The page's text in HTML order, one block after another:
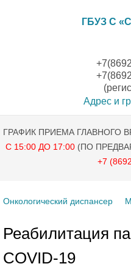
ГБУЗ С
Адрес и
ГРАФИК ПРИЕМА ГЛАВНОГО
С 15:00 ДО 17:00 (ПО
+7
Онкологический диспансер
Реабилитация
COVID-19